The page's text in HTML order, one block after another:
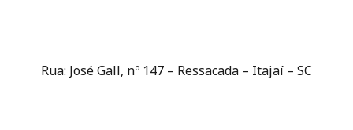
Rua: José Gall, nº 147 – Ressacada – Itajaí – SC